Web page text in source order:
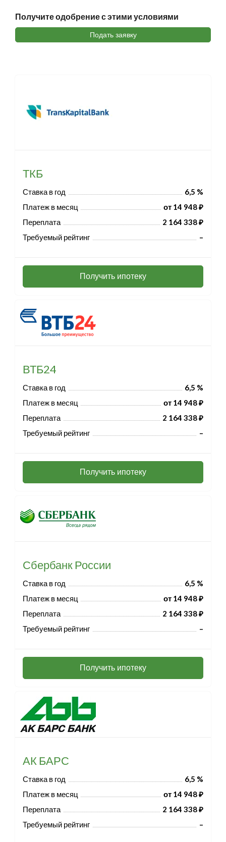
Получите одобрение с этими условиями
Подать заявку
ТКБ
Ставка в год
6,5 %
Платеж в месяц
от 14 948 ₽
Переплата
2 164 338 ₽
Требуемый рейтинг
–
Получить ипотеку
ВТБ24
Ставка в год
6,5 %
Платеж в месяц
от 14 948 ₽
Переплата
2 164 338 ₽
Требуемый рейтинг
–
Получить ипотеку
Сбербанк России
Ставка в год
6,5 %
Платеж в месяц
от 14 948 ₽
Переплата
2 164 338 ₽
Требуемый рейтинг
–
Получить ипотеку
АК БАРС
Ставка в год
6,5 %
Платеж в месяц
от 14 948 ₽
Переплата
2 164 338 ₽
Требуемый рейтинг
–